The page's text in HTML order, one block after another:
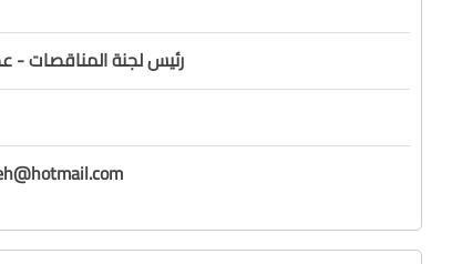
رئيس لجنة المناقصات